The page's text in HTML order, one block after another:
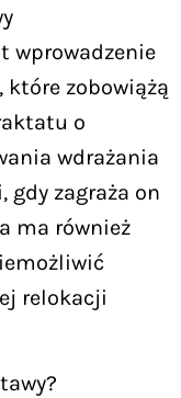
wprowadzenie
które zobowiążą
o
wdrażania
gdy zagraża on
ma również
relokacji